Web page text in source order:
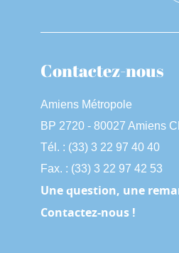
Contactez-nous
Amiens Métropole
BP 2720 - 80027 Amiens
Tél. : (33) 3 22 97 40 40
Fax. : (33) 3 22 97 42 53
Une question, une
Contactez-nous !